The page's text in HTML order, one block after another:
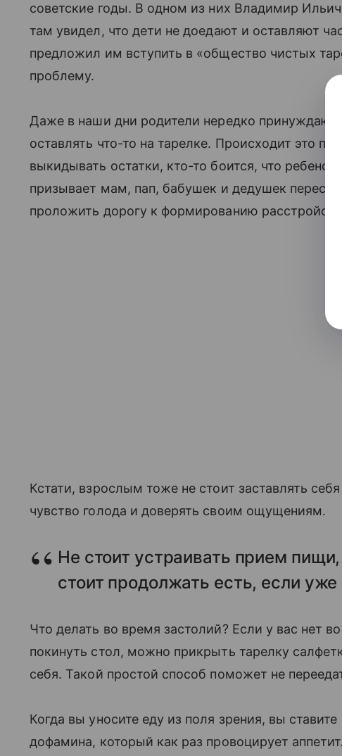
советские годы. В одном из них Владимир
там увидел, что дети не доедают и оставляют
предложил им вступить в «общество чистых
проблему.
Даже в наши дни родители нередко принуждают
оставлять что-то на тарелке. Происходит это по
выкидывать остатки, кто-то боится, что
призывает мам, пап, бабушек и дедушек
проложить дорогу к формированию
Кстати, взрослым тоже не стоит заставлять
чувство голода и доверять своим ощущениям.
Не стоит устраивать прием
стоит продолжать есть, если
Что делать во время застолий? Если у вас нет
покинуть стол, можно прикрыть тарелку
себя. Такой простой способ поможет не
Когда вы уносите еду из поля зрения, вы
дофамина, который как раз провоцирует